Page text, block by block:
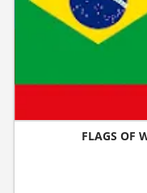
FLAGS OF